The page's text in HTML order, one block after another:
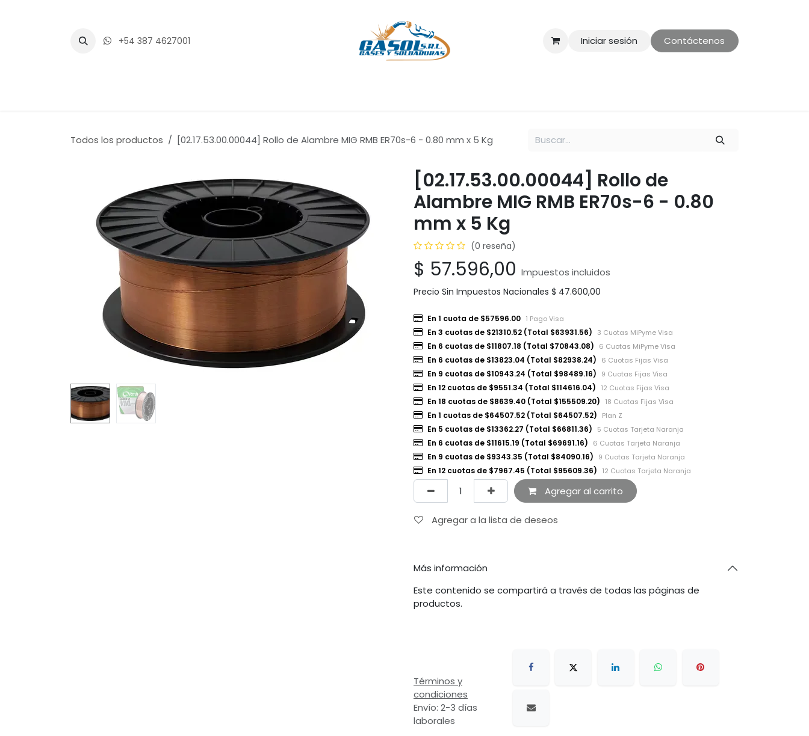
+54 387 4627001 Iniciar sesión Contáctenos
Todos los productos [02.17.53.00.00044] Rollo de Alambre MIG RMB ER70s-6 - 0.80 mm x 5 Kg
[02.17.53.00.00044] Rollo de
Alambre MIG RMB ER70s-6 - 0.80
mm x 5 Kg
(0 reseña)
$ 57.596,00 Impuestos incluidos
Precio Sin Impuestos Nacionales $ 47.600,00
En 1 cuota de $57596.00 1 Pago Visa
En 3 cuotas de $21310.52 (Total $63931.56) 3 Cuotas MiPyme Visa
En 6 cuotas de $11807.18 (Total $70843.08) 6 Cuotas MiPyme Visa
En 6 cuotas de $13823.04 (Total $82938.24) 6 Cuotas Fijas Visa
En 9 cuotas de $10943.24 (Total $98489.16) 9 Cuotas Fijas Visa
En 12 cuotas de $9551.34 (Total $114616.04) 12 Cuotas Fijas Visa
En 18 cuotas de $8639.40 (Total $155509.20) 18 Cuotas Fijas Visa
En 1 cuotas de $64507.52 (Total $64507.52) Plan Z
En 5 cuotas de $13362.27 (Total $66811.36) 5 Cuotas Tarjeta Naranja
En 6 cuotas de $11615.19 (Total $69691.16) 6 Cuotas Tarjeta Naranja
En 9 cuotas de $9343.35 (Total $84090.16) 9 Cuotas Tarjeta Naranja
En 12 cuotas de $7967.45 (Total $95609.36) 12 Cuotas Tarjeta Naranja
Agregar al carrito
Agregar a la lista de deseos
Más información
Este contenido se compartirá a través de todas las páginas de
productos.
Términos y
condiciones
Envío: 2-3 días
laborales